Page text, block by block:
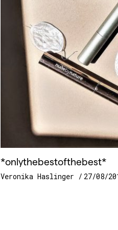
*onlythebestofthebest*
Veronika Haslinger 27/08/